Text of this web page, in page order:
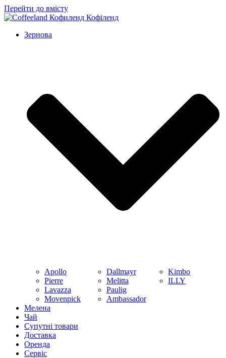
Перейти до вмісту
Зернова
Apollo
Pierre
Lavazza
Movenpick
Dallmayr
Melitta
Paulig
Ambassador
Kimbo
ILLY
Мелена
Чай
Супутні товари
Доставка
Оренда
Cервіс